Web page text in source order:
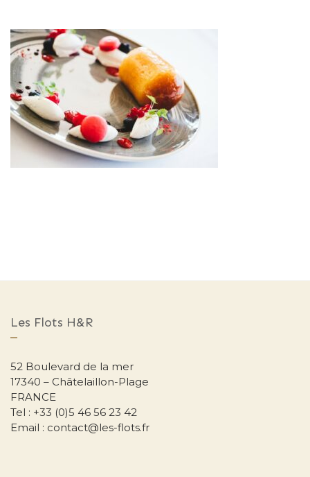
Les Flots H&R
52 Boulevard de la mer
17340 – Châtelaillon-Plage
FRANCE
Tel : +33 (0)5 46 56 23 42
Email : contact@les-flots.fr